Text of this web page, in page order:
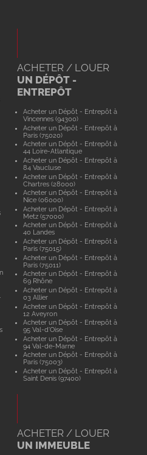
ACHETER / LOUER
UN DÉPÔT -
ENTREPÔT
Acheter un Dépôt - Entrepôt à
Vincennes (94300)
Acheter un Dépôt - Entrepôt à
Paris (75020)
Acheter un Dépôt - Entrepôt à
44 Loire-Atlantique
Acheter un Dépôt - Entrepôt à
84 Vaucluse
Acheter un Dépôt - Entrepôt à
Chartres (28000)
Acheter un Dépôt - Entrepôt à
Nice (06000)
Acheter un Dépôt - Entrepôt à
Metz (57000)
Acheter un Dépôt - Entrepôt à
40 Landes
Acheter un Dépôt - Entrepôt à
Paris (75015)
Acheter un Dépôt - Entrepôt à
Paris (75011)
Acheter un Dépôt - Entrepôt à
69 Rhône
Acheter un Dépôt - Entrepôt à
03 Allier
Acheter un Dépôt - Entrepôt à
12 Aveyron
Acheter un Dépôt - Entrepôt à
95 Val-d'Oise
Acheter un Dépôt - Entrepôt à
94 Val-de-Marne
Acheter un Dépôt - Entrepôt à
Paris (75003)
Acheter un Dépôt - Entrepôt à
Saint Denis (97400)
ACHETER / LOUER
UN IMMEUBLE